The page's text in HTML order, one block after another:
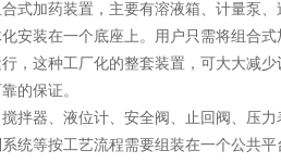
式加药装置，主要有溶液箱、计量泵
安装在一个底座上。用户只需将组合式
，这种工厂化的整套装置，可大大减
的保证。
拌器、液位计、安全阀、止回阀、压
统等按工艺流程需要组装在一个公共